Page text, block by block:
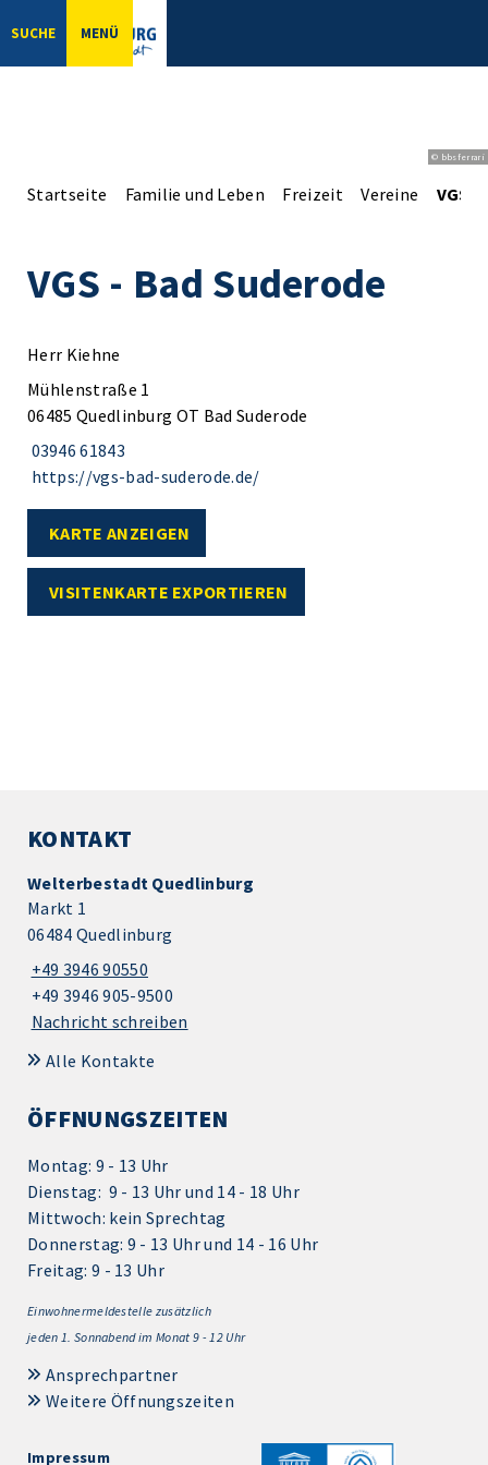
SUCHE MENÜ
© bbsferrari
Startseite Familie und Leben Freizeit Vereine VGS -
VGS - Bad Suderode
Herr Kiehne
Mühlenstraße 1
06485 Quedlinburg OT Bad Suderode
03946 61843
https://vgs-bad-suderode.de/
KARTE ANZEIGEN
VISITENKARTE EXPORTIEREN
KONTAKT
Welterbestadt Quedlinburg
Markt 1
06484 Quedlinburg
+49 3946 90550
+49 3946 905-9500
Nachricht schreiben
Alle Kontakte
ÖFFNUNGSZEITEN
Montag: 9 - 13 Uhr
Dienstag: 9 - 13 Uhr und 14 - 18 Uhr
Mittwoch: kein Sprechtag
Donnerstag: 9 - 13 Uhr und 14 - 16 Uhr
Freitag: 9 - 13 Uhr
Einwohnermeldestelle zusätzlich
jeden 1. Sonnabend im Monat 9 - 12 Uhr
Ansprechpartner
Weitere Öffnungszeiten
Impressum